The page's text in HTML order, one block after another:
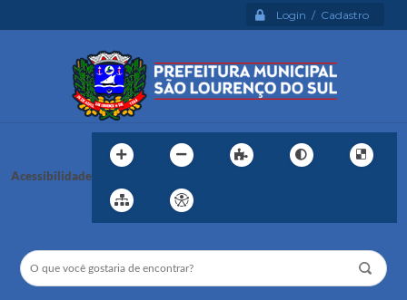
Login / Cadastro
Acessibilidade